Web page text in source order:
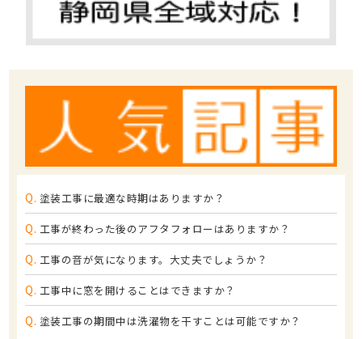
Q. 塗装工事に最適な時期はありますか？
Q. 工事が終わった後のアフタフォローはありますか？
Q. 工事の音が気になります。大丈夫でしょうか？
Q. 工事中に窓を開けることはできますか？
Q. 塗装工事の期間中は洗濯物を干すことは可能ですか？